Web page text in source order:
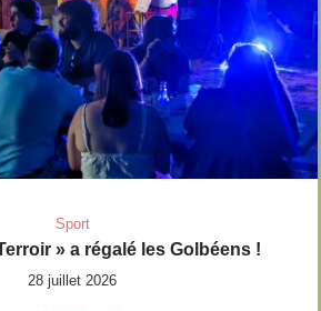
Sport
» a régalé les Golbéens !
28 juillet 2026